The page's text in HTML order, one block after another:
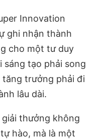
Innovation
ghi nhận thành
cho một tư duy
sáng tạo phải song
tăng trưởng phải đi
lâu dài.
giải thưởng không
hào, mà là một